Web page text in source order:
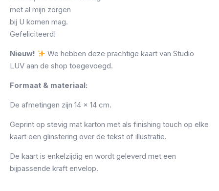
met al mijn zorgen
bij U komen mag.
Gefeliciteerd!
Nieuw!
We hebben deze prachtige kaart van Studio
LUV aan de shop toegevoegd.
Formaat & materiaal:
De afmetingen zijn 14 x 14 cm.
Geprint op stevig mat karton met als finishing touch op elke
kaart een glinstering over de tekst of illustratie.
De kaart is enkelzijdig en wordt geleverd met een
bijpassende kraft envelop.